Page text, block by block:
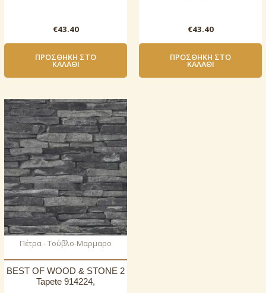
€43.40
ΠΡΟΣΘΉΚΗ ΣΤΟ
ΚΑΛΆΘΙ
€43.40
ΠΡΟΣΘΉΚΗ ΣΤΟ
ΚΑΛΆΘΙ
Πέτρα - Τούβλο-Μαρμαρο
BEST OF WOOD & STONE 2
Tapete 914224,